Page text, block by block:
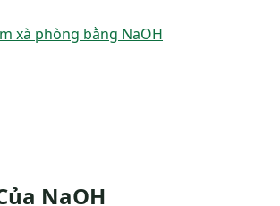
xà phòng bằng NaOH
NaOH